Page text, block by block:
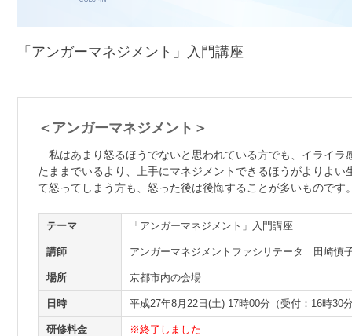
「アンガーマネジメント」入門講座
＜アンガーマネジメント＞
私はあまり怒るほうでないと思われている方でも、イライラ
たままでいるより、上手にマネジメントできるほうがよりよ
て怒ってしまう方も、怒った後は後悔することが多いものです
テーマ 「アンガーマネジメント」入門講座
講師 アンガーマネジメントファシリテータ 田崎慎
場所 京都市内の会場
日時 平成27年8月22日(土) 17時00分（受付：16時30
研修料金 ※終了しました